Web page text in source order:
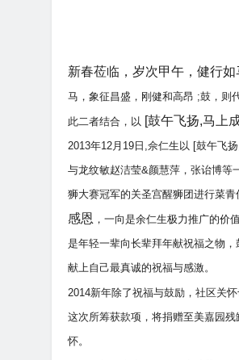
新春莅临，岁次甲午，健行如
马，象征昌盛，刚健和高昂 ;鼓，则
此二者结合，以 [鼓午飞扬,马上
2013年12月19日,佘仁生以 [鼓午飞
与龙纹敏赵洁莹&颜慧萍，张诒博等
狮大赛冠军的关圣宫醒狮团进行菜青
感恩 ，一向是余仁生极力推广的价
是年轻一辈向长辈拜年献祝福之物
献上自己最真诚的祝福与感激。
2014新年除了祝福与鼓励，社区关
这次所筹获款项，将捐赠至美嘉园
怀。